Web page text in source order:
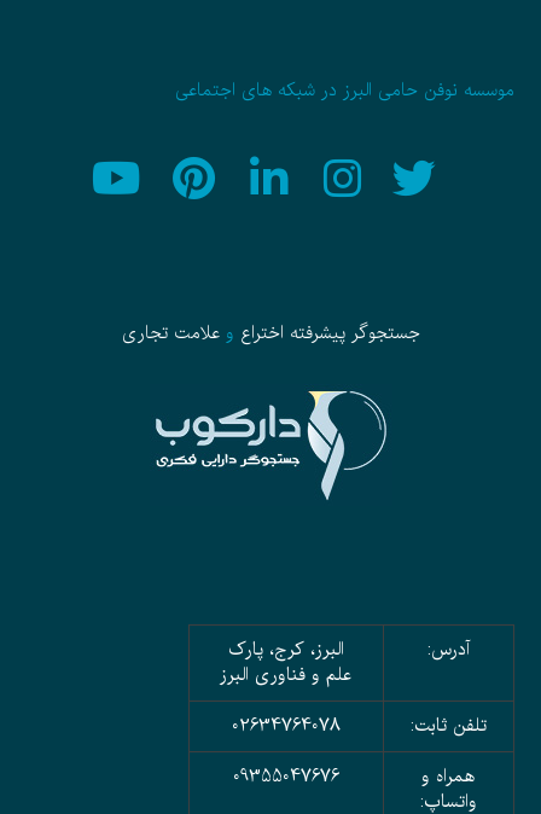
موسسه نوفن حامی البرز در شبکه های اجتماعی
جستجوگر پیشرفته اختراع وعلامت تجاری
آدرس:
البرز، کرج، پارک
علم و فناوری البرز
تلفن ثابت:
02634764078
همراه و
واتساپ:
09355047676